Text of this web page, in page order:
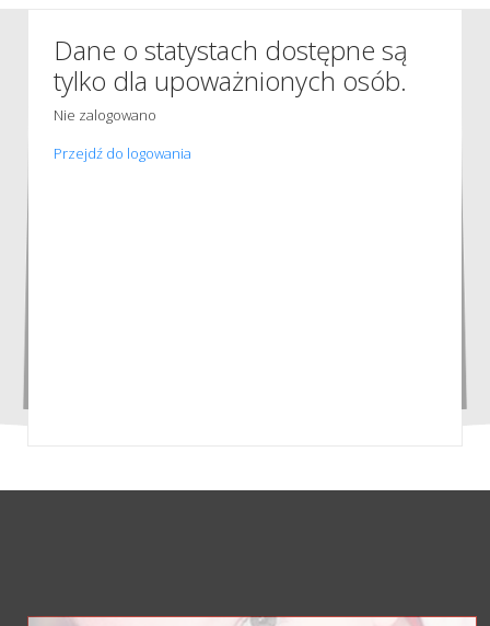
Dane o statystach dostępne są
tylko dla upoważnionych osób.
Nie zalogowano
Przejdź do logowania